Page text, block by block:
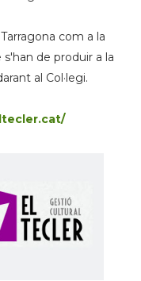
com a la
de produir a la
al Col·legi.